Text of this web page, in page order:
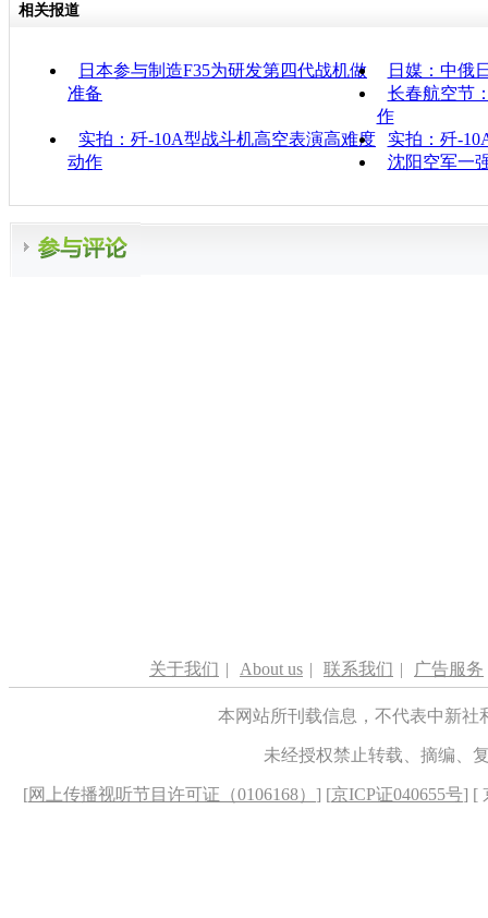
相关报道
日本参与制造F35为研发第四代战机做
准备
日媒：中俄
长春航空节
作
实拍：歼-10A型战斗机高空表演高难度
动作
实拍：歼-
沈阳空军一
关于我们 | About us | 联系我们 | 广告服务
本网站所刊载信息，不代表中新
未经授权禁止转载、摘编、
[网上传播视听节目许可证（0106168） ] [京ICP证040655号] [